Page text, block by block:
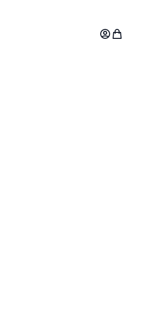
Mitt konto